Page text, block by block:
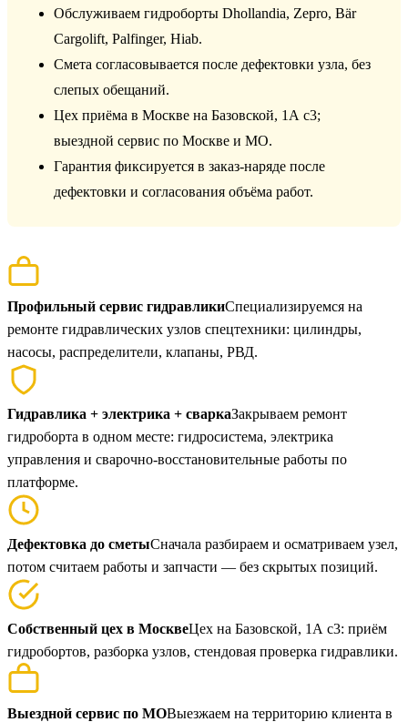
Обслуживаем гидроборты Dhollandia, Zepro, Bär
Cargolift, Palfinger, Hiab.
Смета согласовывается после дефектовки узла, без
слепых обещаний.
Цех приёма в Москве на Базовской, 1А с3;
выездной сервис по Москве и МО.
Гарантия фиксируется в заказ-наряде после
дефектовки и согласования объёма работ.
Профильный сервис гидравликиСпециализируемся на
ремонте гидравлических узлов спецтехники: цилиндры,
насосы, распределители, клапаны, РВД.
Гидравлика + электрика + сваркаЗакрываем ремонт
гидроборта в одном месте: гидросистема, электрика
управления и сварочно-восстановительные работы по
платформе.
Дефектовка до сметыСначала разбираем и осматриваем узел,
потом считаем работы и запчасти — без скрытых позиций.
Собственный цех в МосквеЦех на Базовской, 1А с3: приём
гидробортов, разборка узлов, стендовая проверка гидравлики.
Выездной сервис по МОВыезжаем на территорию клиента в